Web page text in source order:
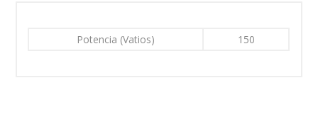
Potencia (Vatios) 150